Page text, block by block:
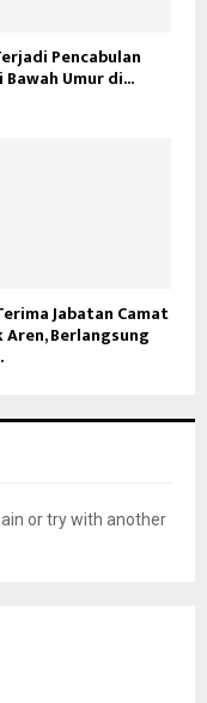
Pencabulan
Umur di...
Jabatan Camat
Aren, Berlangsung
or try with another